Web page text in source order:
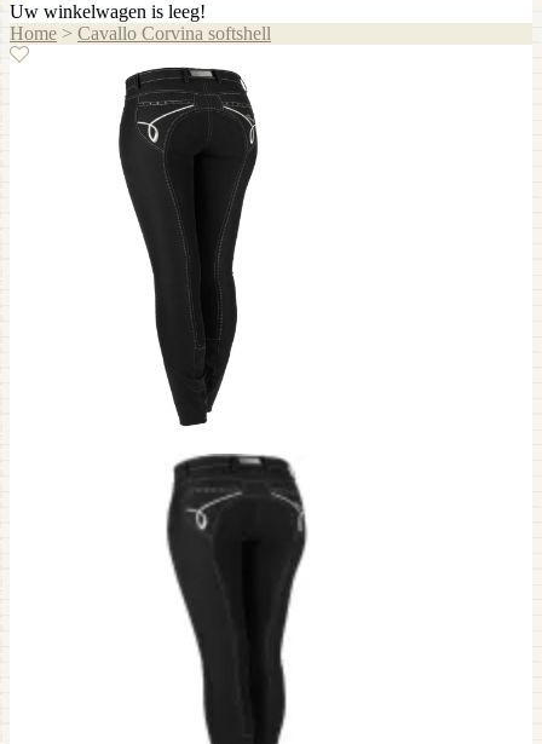
Uw winkelwagen is leeg!
Home > Cavallo Corvina softshell